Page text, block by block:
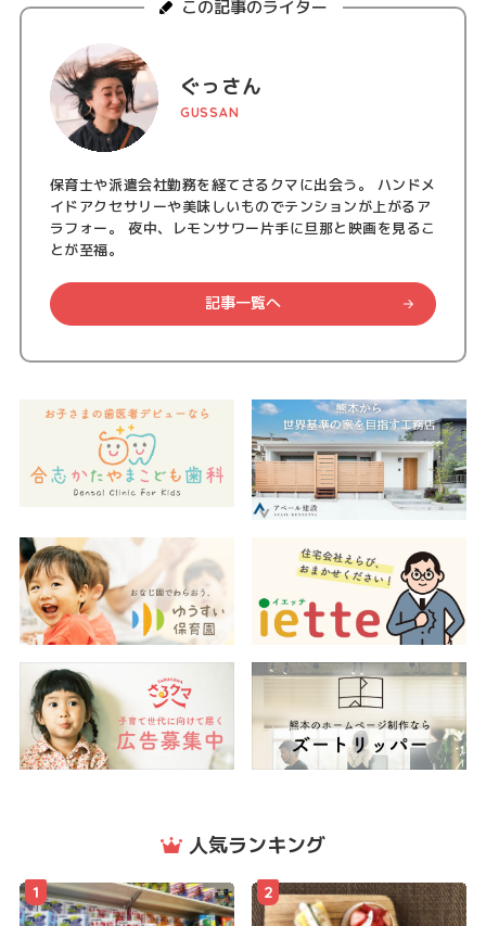
この記事のライター
ぐっさん
GUSSAN
保育士や派遣会社勤務を経てさるクマに出会う。 ハンドメ
イドアクセサリーや美味しいものでテンションが上がるア
ラフォー。 夜中、レモンサワー片手に旦那と映画を見るこ
とが至福。
記事一覧へ
人気ランキング
1 2